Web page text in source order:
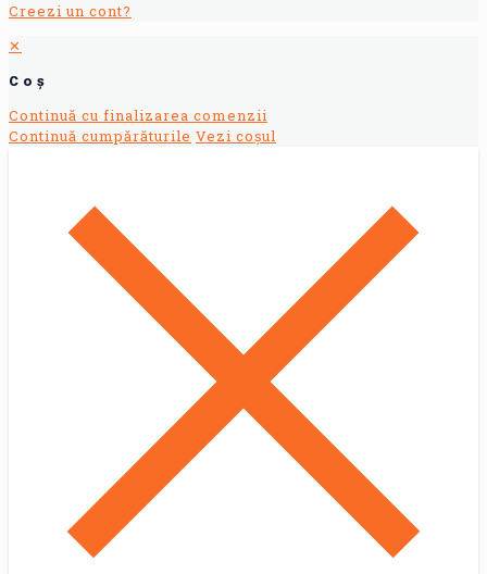
Creezi un cont?
✕
Coș
Continuă cu finalizarea comenzii
Continuă cumpărăturile Vezi coșul